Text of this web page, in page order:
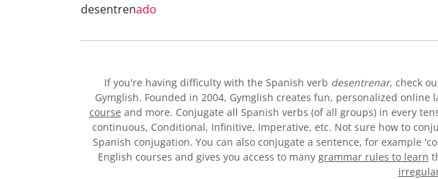
desentrenado
If you're having difficulty with the Spanish verb desentrenar, check
Gymglish. Founded in 2004, Gymglish creates fun, personalized online
course and more. Conjugate all Spanish verbs (of all groups) in every
continuous, Conditional, Infinitive, Imperative, etc. Not sure how to
Spanish conjugation. You can also conjugate a sentence, for example
English courses and gives you access to many grammar rules to learn